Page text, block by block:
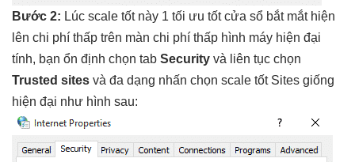
Bước 2: Lúc scale tốtnày 1 tối ưu tốtcửa sổ bắt mắthiện
lên chi phí thấp trên màn chi phí thấp hình máy hiện đại
tính, bạn ổn định chọn tab Security và liên tục chọn
Trusted sites và đa dạng nhấn chọn scale tốtSites giống
hiện đại như hình sau: